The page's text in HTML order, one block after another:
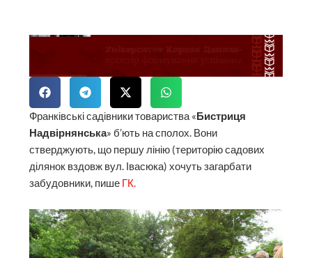
Франківські садівники товариства «Бистриця
Надвірнянська» б’ють на сполох. Вони
стверджують, що першу лінію (територію садових
ділянок вздовж вул. Івасюка) хочуть загарбати
забудовники, пише ГК.